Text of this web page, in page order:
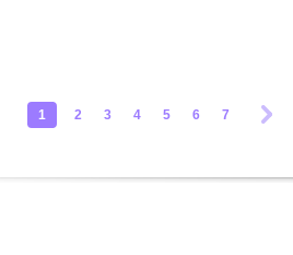
1 2 3 4 5 6 7